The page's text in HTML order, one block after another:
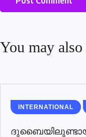
You may
INTERNATIONAL
ദുബൈയിലുണ്ടായ